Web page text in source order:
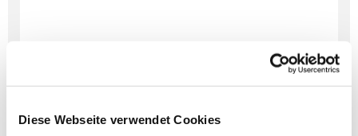
Diese Webseite verwendet Cookies